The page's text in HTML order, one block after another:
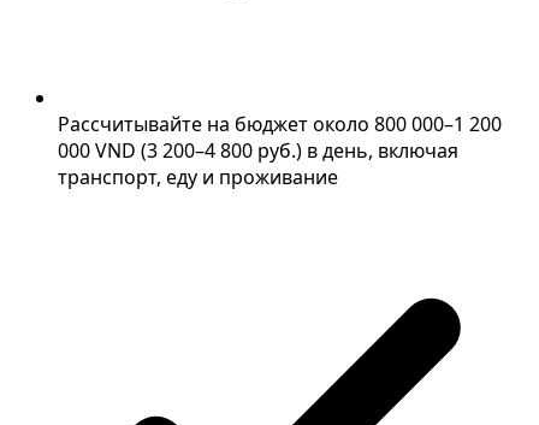
Рассчитывайте на бюджет около 800 000–1 200
000 VND (3 200–4 800 руб.) в день, включая
транспорт, еду и проживание